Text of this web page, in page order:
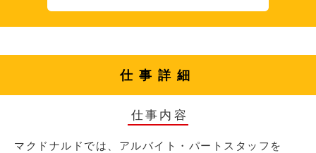
仕事詳細
仕事内容
マクドナルドでは、アルバイト・パートスタッフを